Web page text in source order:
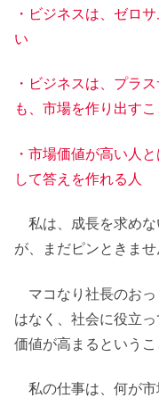
・ビジネスは、ゼロ
い
・ビジネスは、プラ
も、市場を作り出す
・市場価値が高い人
して答えを作れる人
私は、成長を求めな
が、まだピンときませ
マコなり社長のおっ
はなく、社会に役立
価値が高まるというこ
私の仕事は、何が市